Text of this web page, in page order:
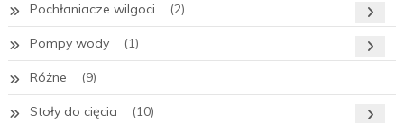
Pochłaniacze wilgoci (2)
Pompy wody (1)
Różne (9)
Stoły do cięcia (10)